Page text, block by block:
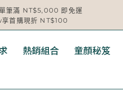
筆滿 NT$5,000 即免運
首購現折 NT$100
熱銷組合 童顏秘笈